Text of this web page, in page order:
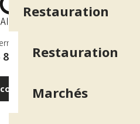
Restauration
Restauration
Marchés
- 38410 Uriage
89 10 27